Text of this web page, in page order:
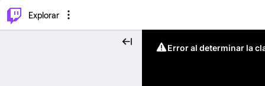
Explorar
Error al determinar la